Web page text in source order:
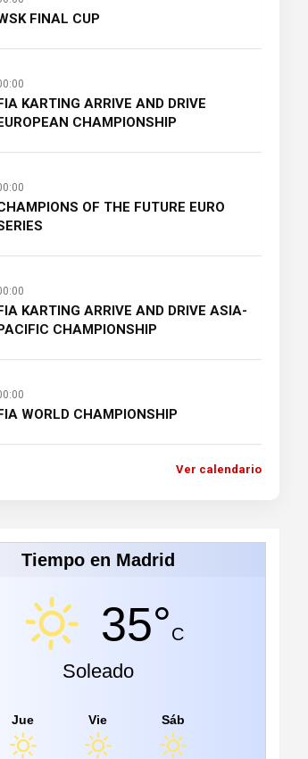
FINAL CUP
KARTING ARRIVE AND DRIVE
CHAMPIONSHIP
OF THE FUTURE EURO
KARTING ARRIVE AND DRIVE ASIA-
CHAMPIONSHIP
WORLD CHAMPIONSHIP
Ver calendario
Tiempo en Madrid
35°C
Soleado
Jue Vie Sáb